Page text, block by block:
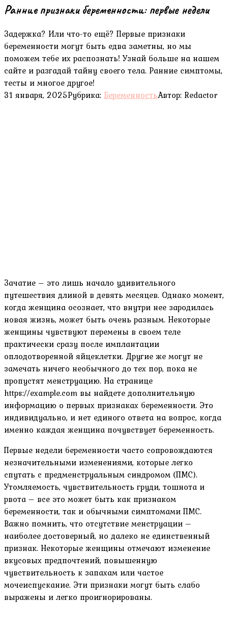
Ранние признаки беременности: первые недели
Задержка? Или что-то ещё? Первые признаки
беременности могут быть едва заметны, но мы
поможем тебе их распознать! Узнай больше на нашем
сайте и разгадай тайну своего тела. Ранние симптомы,
тесты и многое другое!
31 января, 2025Рубрика: БеременностьАвтор: Redactor
Зачатие – это лишь начало удивительного
путешествия длиной в девять месяцев. Однако момент‚
когда женщина осознает‚ что внутри нее зародилась
новая жизнь‚ может быть очень разным. Некоторые
женщины чувствуют перемены в своем теле
практически сразу после имплантации
оплодотворенной яйцеклетки. Другие же могут не
замечать ничего необычного до тех пор‚ пока не
пропустят менструацию. На странице
https://example.com вы найдете дополнительную
информацию о первых признаках беременности. Это
индивидуально‚ и нет единого ответа на вопрос‚ когда
именно каждая женщина почувствует беременность.
Первые недели беременности часто сопровождаются
незначительными изменениями‚ которые легко
спутать с предменструальным синдромом (ПМС).
Утомляемость‚ чувствительность груди‚ тошнота и
рвота – все это может быть как признаком
беременности‚ так и обычными симптомами ПМС.
Важно помнить‚ что отсутствие менструации –
наиболее достоверный‚ но далеко не единственный
признак. Некоторые женщины отмечают изменение
вкусовых предпочтений‚ повышенную
чувствительность к запахам или частое
мочеиспускание. Эти признаки могут быть слабо
выражены и легко проигнорированы.